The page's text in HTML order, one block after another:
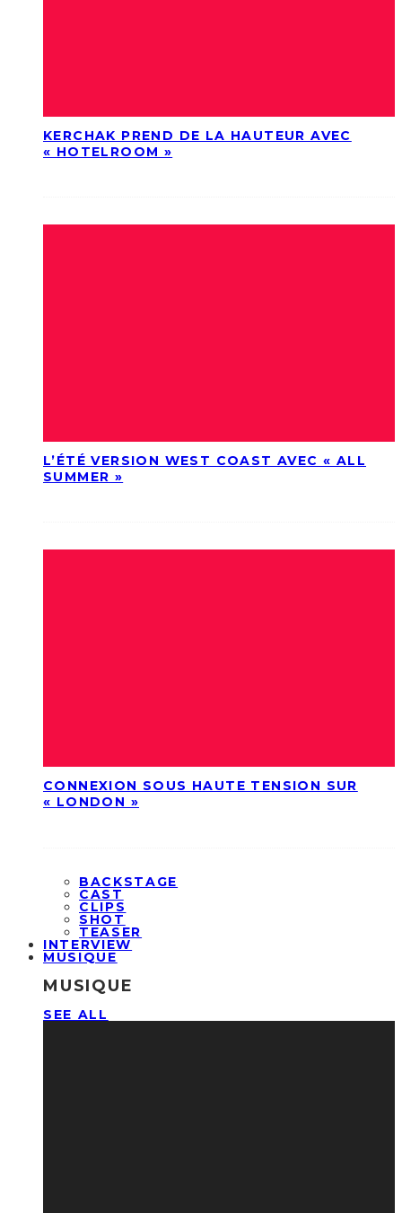
KERCHAK PREND DE LA HAUTEUR AVEC
« HOTELROOM »
L’ÉTÉ VERSION WEST COAST AVEC « ALL
SUMMER »
CONNEXION SOUS HAUTE TENSION SUR
« LONDON »
BACKSTAGE
CAST
CLIPS
SHOT
TEASER
INTERVIEW
MUSIQUE
MUSIQUE
SEE ALL